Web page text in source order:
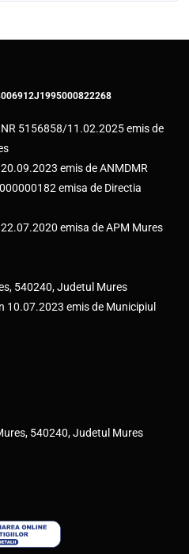
J1995000822268
5156858/11.02.2025 emis de
emis de ANMDMR
emisa de Directia
emisa de APM Mures
540240, Judetul Mures
10.07.2023 emis de Municipiul
540240, Judetul Mures